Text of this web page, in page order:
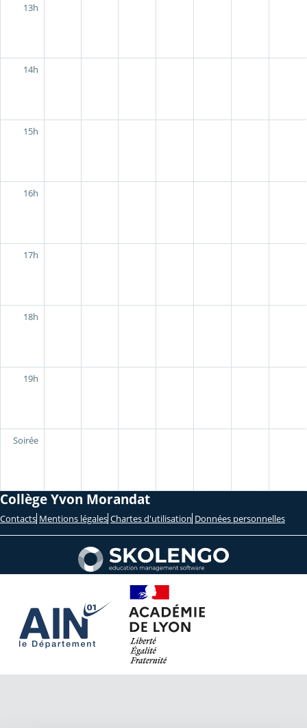
13h
14h
15h
16h
17h
18h
19h
Soirée
Collège Yvon Morandat
Contacts Mentions légales Chartes d'utilisation Données personnelles